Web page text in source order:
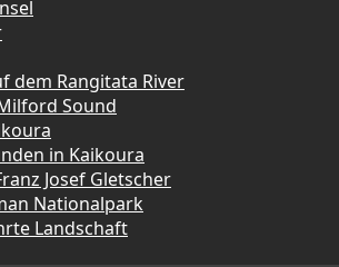
dem Rangitata River
Sound
in Kaikoura
Josef Gletscher
Nationalpark
Landschaft